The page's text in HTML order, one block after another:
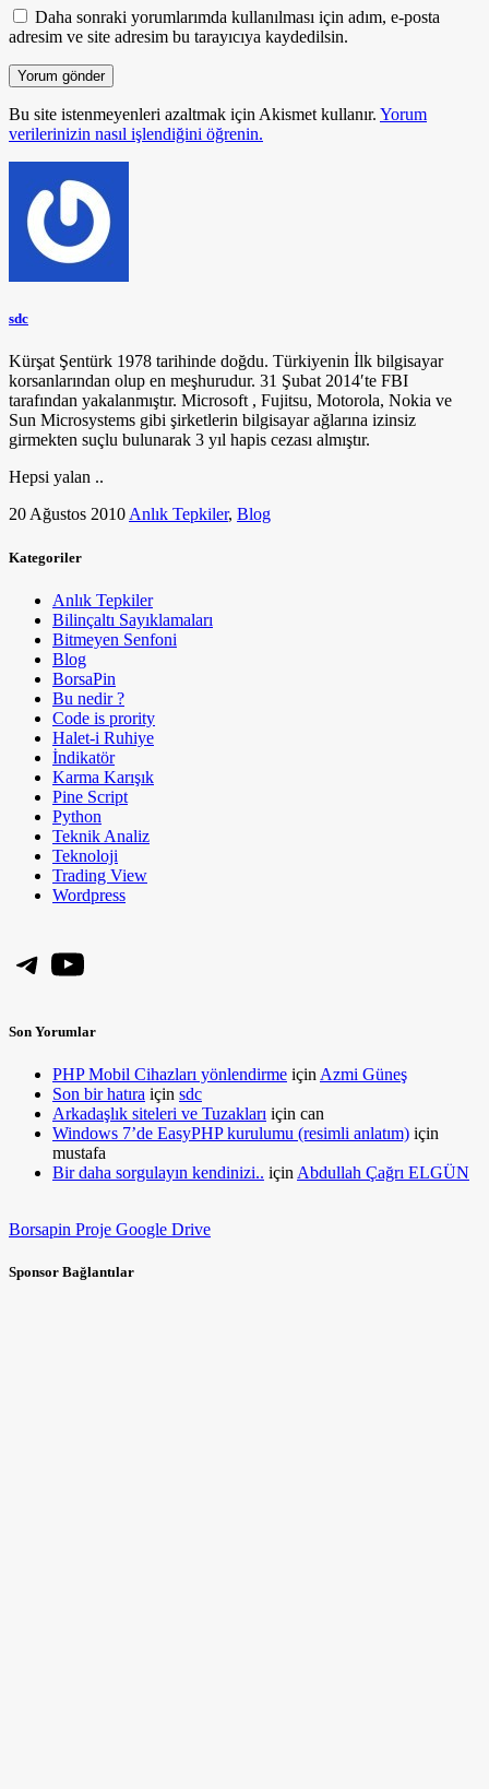
Daha sonraki yorumlarımda kullanılması için adım, e-posta
adresim ve site adresim bu tarayıcıya kaydedilsin.
Bu site istenmeyenleri azaltmak için Akismet kullanır. Yorum
verilerinizin nasıl işlendiğini öğrenin.
sdc
Kürşat Şentürk 1978 tarihinde doğdu. Türkiyenin İlk bilgisayar
korsanlarından olup en meşhurudur. 31 Şubat 2014′te FBI
tarafından yakalanmıştır. Microsoft , Fujitsu, Motorola, Nokia ve
Sun Microsystems gibi şirketlerin bilgisayar ağlarına izinsiz
girmekten suçlu bulunarak 3 yıl hapis cezası almıştır.
Hepsi yalan ..
20 Ağustos 2010Anlık Tepkiler, Blog
Kategoriler
Anlık Tepkiler
Bilinçaltı Sayıklamaları
Bitmeyen Senfoni
Blog
BorsaPin
Bu nedir ?
Code is prority
Halet-i Ruhiye
İndikatör
Karma Karışık
Pine Script
Python
Teknik Analiz
Teknoloji
Trading View
Wordpress
Telegram
YouTube
Son Yorumlar
PHP Mobil Cihazları yönlendirme için Azmi Güneş
Son bir hatıra için sdc
Arkadaşlık siteleri ve Tuzakları için can
Windows 7’de EasyPHP kurulumu (resimli anlatım) için
mustafa
Bir daha sorgulayın kendinizi.. için Abdullah Çağrı ELGÜN
Borsapin Proje Google Drive
Sponsor Bağlantılar